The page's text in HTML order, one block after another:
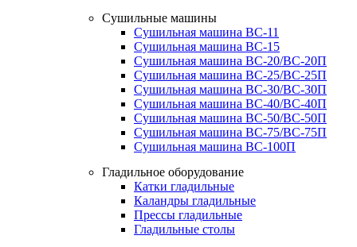
Сушильные машины
Сушильная машина ВС-11
Сушильная машина ВС-15
Сушильная машина ВС-20/ВС-20П
Сушильная машина ВС-25/ВС-25П
Сушильная машина ВС-30/ВС-30П
Сушильная машина ВС-40/ВС-40П
Сушильная машина ВС-50/ВС-50П
Сушильная машина ВС-75/ВС-75П
Сушильная машина ВС-100П
Гладильное оборудование
Катки гладильные
Каландры гладильные
Прессы гладильные
Гладильные столы